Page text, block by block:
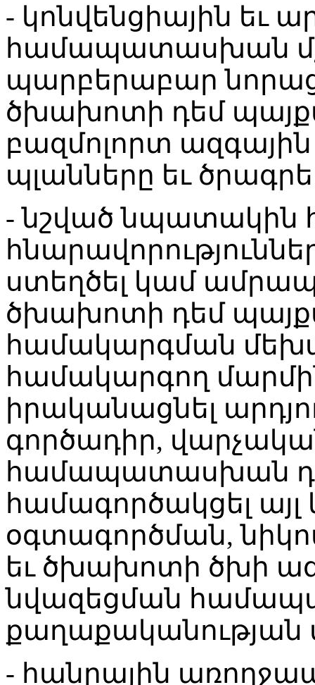
- կոնվենցիային եւ
համապատասխան
պարբերաբար
ծխախոտի դեմ
բազմոլորտ
պլանները եւ
- նշված նպատակին
ստեղծել կամ
ծխախոտի դեմ
համակարգման
համակարգող
իրականացնել
գործադիր,
համապատասխան
համագործակցել
օգտագործման,
եւ ծխախոտի ծխի
նվազեցման
քաղաքականության
- հանրային